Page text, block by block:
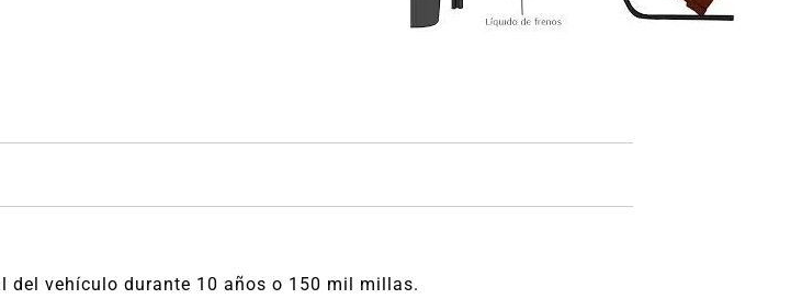
vehículo durante 10 años o 150 mil millas.